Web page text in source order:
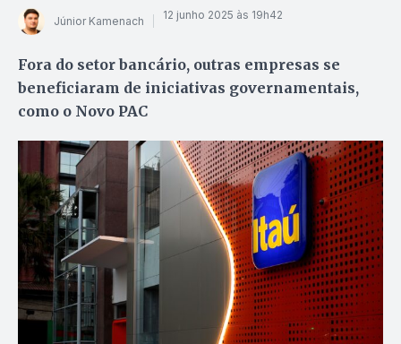
Júnior Kamenach 12 junho 2025 às 19h42
Fora do setor bancário, outras empresas se
beneficiaram de iniciativas governamentais,
como o Novo PAC